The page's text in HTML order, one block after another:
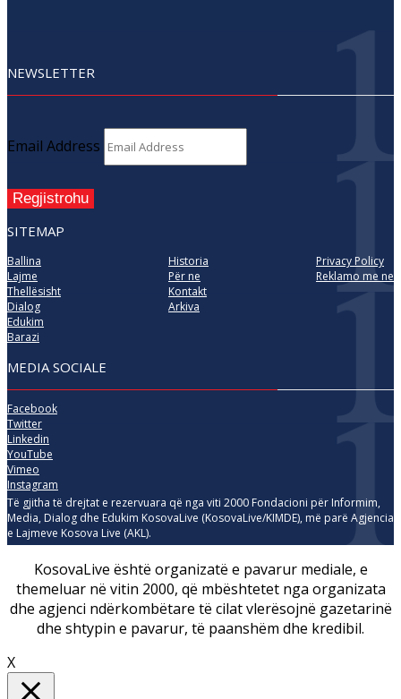
NEWSLETTER
Email Address
Regjistrohu
SITEMAP
Ballina
Lajme
Thellësisht
Dialog
Edukim
Barazi
Historia
Për ne
Kontakt
Arkiva
Privacy Policy
Reklamo me ne
MEDIA SOCIALE
Facebook
Twitter
Linkedin
YouTube
Vimeo
Instagram
Të gjitha të drejtat e rezervuara që nga viti 2000 Fondacioni për Informim,
Media, Dialog dhe Edukim KosovaLive (KosovaLive/KIMDE), më parë Agjencia
e Lajmeve Kosova Live (AKL).
KosovaLive është organizatë e pavarur mediale, e
themeluar në vitin 2000, që mbështetet nga organizata
dhe agjenci ndërkombëtare të cilat vlerësojnë gazetarinë
dhe shtypin e pavarur, të paanshëm dhe kredibil.
X